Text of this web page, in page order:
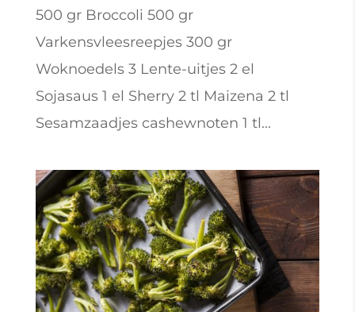
500 gr Broccoli 500 gr
Varkensvleesreepjes 300 gr
Woknoedels 3 Lente-uitjes 2 el
Sojasaus 1 el Sherry 2 tl Maizena 2 tl
Sesamzaadjes cashewnoten 1 tl...